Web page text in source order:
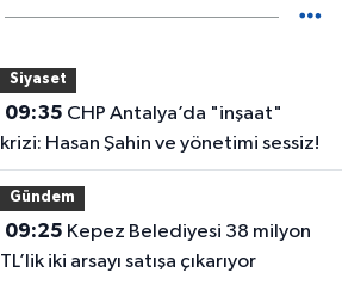
Siyaset
09:35
krizi: Hasan Şahin ve yönetimi sessiz!
Gündem
09:25
TL’lik iki arsayı satışa çıkarıyor